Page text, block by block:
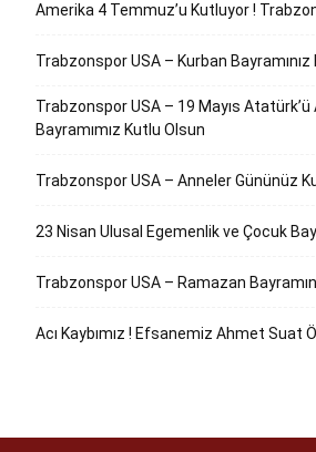
Amerika 4 Temmuz’u Kutluyor !
Trabzonspor USA – Kurban Bayramınız
Trabzonspor USA – 19 Mayıs
Bayramımız Kutlu Olsun
Trabzonspor USA – Anneler Gününüz
23 Nisan Ulusal Egemenlik ve Çocuk
Trabzonspor USA – Ramazan
Acı Kaybımız ! Efsanemiz Ahmet Suat